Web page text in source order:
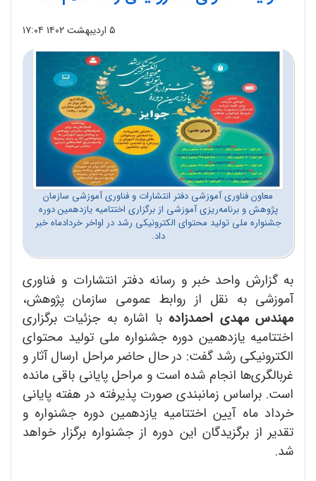
۵ اردیبهشت ۱۴۰۲ ۱۷:۰۴
معاون فناوری آموزشی دفتر انتشارات و فناوری آموزشی سازمان
پژوهش و برنامه‌ریزی آموزشی از برگزاری اختتامیه یازدهمین دوره
جشنواره ملی تولید محتوای الکترونیکی رشد در اواخر خردادماه خبر
داد.
به گزارش واحد خبر و رسانه دفتر انتشارات و فناوری
آموزشی به نقل از روابط عمومی سازمان پژوهش،
مهندس مهدی احمدزاده با اشاره به جزئیات برگزاری
اختتامیه یازدهمین دوره جشنواره ملی تولید محتوای
الکترونیکی رشد گفت: در حال حاضر مراحل ارسال آثار و
غربالگری‌ها انجام شده است و مراحل پایانی باقی مانده
است. براساس زمانبندی صورت پذیرفته در هفته پایانی
خرداد ماه آیین اختتامیه یازدهمین دوره جشنواره و
تقدیر از برگزیدگان این دوره از جشنواره برگزار خواهد
شد.